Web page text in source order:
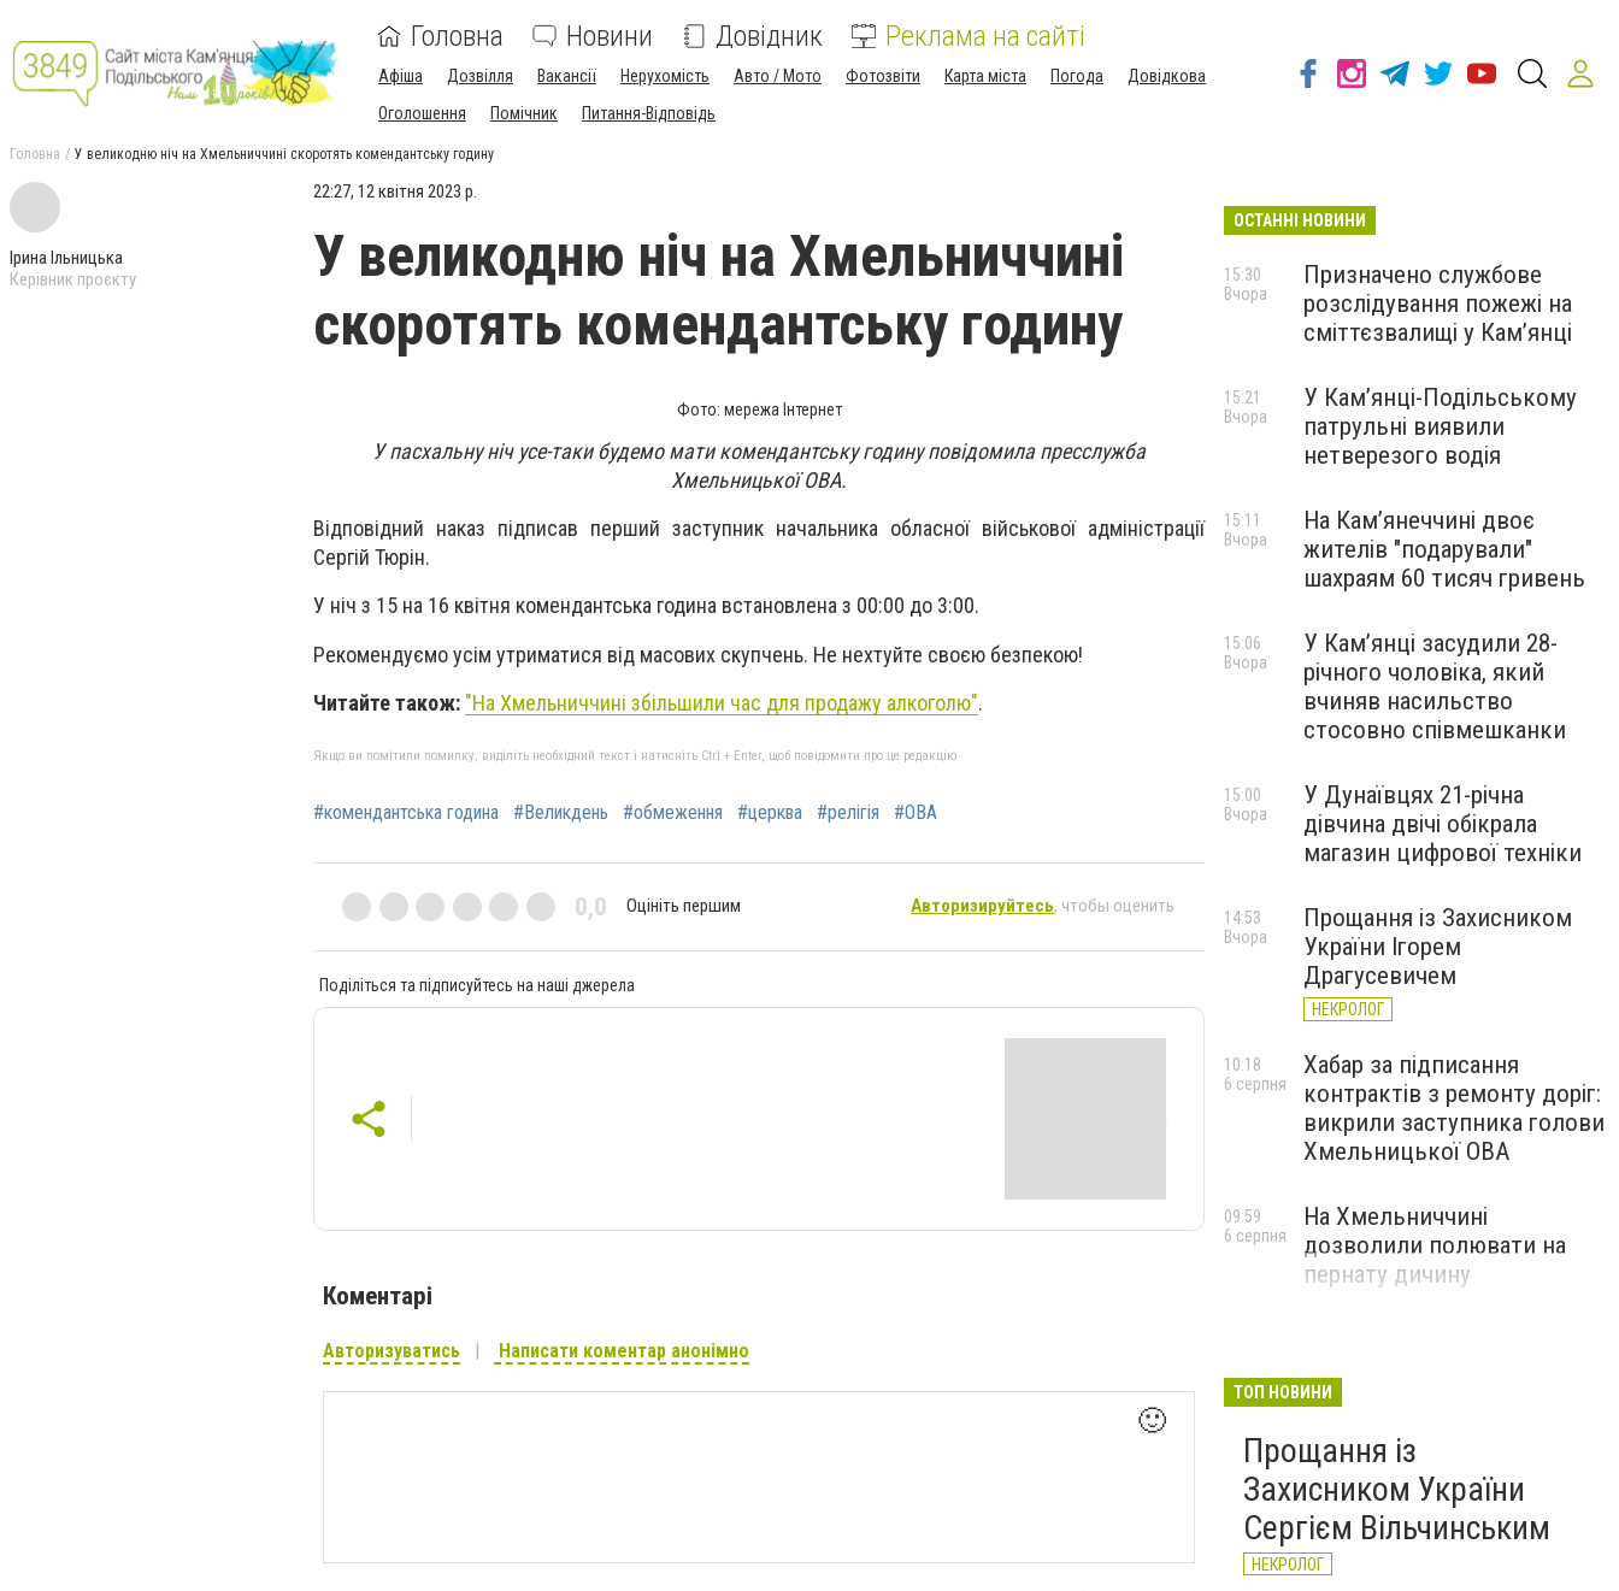
Головна Новини Довідник Реклама на сайті
Афіша Дозвілля Вакансії Нерухомість Авто / Мото Фотозвіти Карта міста Погода
Довідкова
Оголошення
Помічник Питання-Відповідь
Головна У великодню ніч на Хмельниччині скоротять комендантську годину
Ірина Ільницька
Керівник проєкту
22:27, 12 квітня 2023 р.
У великодню ніч на Хмельниччині
скоротять комендантську годину
Фото: мережа Інтернет
У пасхальну ніч усе-таки будемо мати комендантську годину повідомила пресслужба
Хмельницької ОВА.
Відповідний наказ підписав перший заступник начальника обласної військової адміністрації
Сергій Тюрін.
У ніч з 15 на 16 квітня комендантська година встановлена з 00:00 до 3:00.
Рекомендуємо усім утриматися від масових скупчень. Не нехтуйте своєю безпекою!
Читайте також: "На Хмельниччині збільшили час для продажу алкоголю".
Якщо ви помітили помилку, виділіть необхідний текст і натисніть Ctrl + Enter, щоб повідомити про це редакцію
#комендантська година #Великдень #обмеження #церква #релігія #ОВА
0,0 Оцініть першим Авторизируйтесь, чтобы оценить
Поділіться та підписуйтесь на наші джерела
Коментарі
Авторизуватись Написати коментар анонімно
🙂
ОСТАННІ НОВИНИ
Призначено службове
розслідування пожежі на
сміттєзвалищі у Кам’янці
15:30
Вчора
У Кам’янці-Подільському
патрульні виявили
нетверезого водія
15:21
Вчора
На Камʼянеччині двоє
жителів "подарували"
шахраям 60 тисяч гривень
15:11
Вчора
У Камʼянці засудили 28-
річного чоловіка, який
вчиняв насильство
стосовно співмешканки
15:06
Вчора
У Дунаївцях 21-річна
дівчина двічі обікрала
магазин цифрової техніки
15:00
Вчора
Прощання із Захисником
України Ігорем
Драгусевичем
НЕКРОЛОГ
14:53
Вчора
Хабар за підписання
контрактів з ремонту доріг:
викрили заступника голови
Хмельницької ОВА
10:18
6 серпня
На Хмельниччині
дозволили полювати на
пернату дичину
09:59
6 серпня
ТОП НОВИНИ
Прощання із
Захисником України
Сергієм Вільчинським
НЕКРОЛОГ